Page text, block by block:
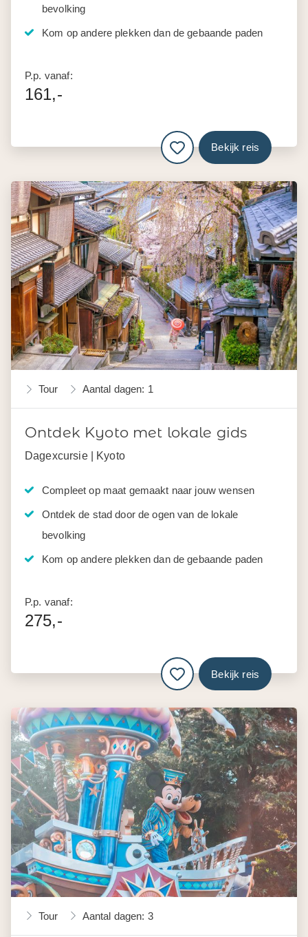
bevolking
Kom op andere plekken dan de gebaande paden
P.p. vanaf:
161,-
Bekijk reis
Tour Aantal dagen: 1
Ontdek Kyoto met lokale gids
Dagexcursie | Kyoto
Compleet op maat gemaakt naar jouw wensen
Ontdek de stad door de ogen van de lokale
bevolking
Kom op andere plekken dan de gebaande paden
P.p. vanaf:
275,-
Bekijk reis
Tour Aantal dagen: 3